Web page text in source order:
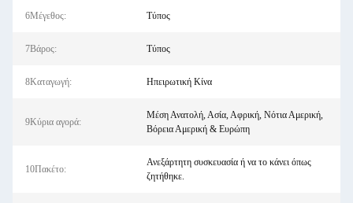
6Μέγεθος: Τύπος
7Βάρος: Τύπος
8Καταγωγή: Ηπειρωτική Κίνα
9Κύρια αγορά:
Μέση Ανατολή, Ασία, Αφρική, Νότια Αμερική,
Βόρεια Αμερική & Ευρώπη
10Πακέτο:
Ανεξάρτητη συσκευασία ή να το κάνει όπως
ζητήθηκε.